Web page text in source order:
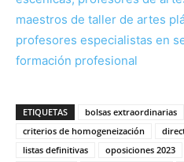
maestros de taller de artes
profesores especialistas en
formación profesional
ETIQUETAS bolsas extraordinarias
criterios de homogeneización
listas definitivas
oposiciones 2023